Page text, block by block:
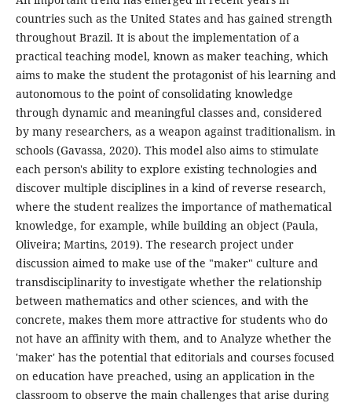
countries such as the United States and has gained strength
throughout Brazil. It is about the implementation of a
practical teaching model, known as maker teaching, which
aims to make the student the protagonist of his learning and
autonomous to the point of consolidating knowledge
through dynamic and meaningful classes and, considered
by many researchers, as a weapon against traditionalism. in
schools (Gavassa, 2020). This model also aims to stimulate
each person's ability to explore existing technologies and
discover multiple disciplines in a kind of reverse research,
where the student realizes the importance of mathematical
knowledge, for example, while building an object (Paula,
Oliveira; Martins, 2019). The research project under
discussion aimed to make use of the "maker" culture and
transdisciplinarity to investigate whether the relationship
between mathematics and other sciences, and with the
concrete, makes them more attractive for students who do
not have an affinity with them, and to Analyze whether the
'maker' has the potential that editorials and courses focused
on education have preached, using an application in the
classroom to observe the main challenges that arise during